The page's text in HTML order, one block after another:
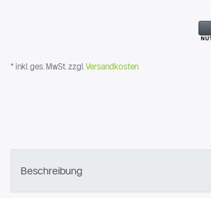
* inkl. ges. MwSt. zzgl. Versandkosten
Beschreibung